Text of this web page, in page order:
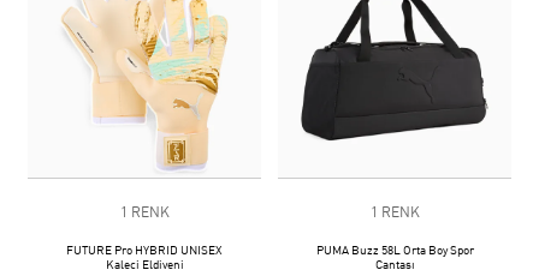
1 RENK
FUTURE Pro HYBRID UNISEX
Kaleci Eldiveni
1 RENK
PUMA Buzz 58L Orta Boy Spor
Çantası